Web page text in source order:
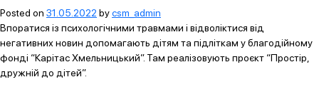
Posted on 31.05.2022 bycsm_admin
Впоратися із психологічними травмами і відволіктися від
негативних новин допомагають дітям та підліткам у благодійному
фонді “Карітас Хмельницький”. Там реалізовують проєкт “Простір,
дружній до дітей”.